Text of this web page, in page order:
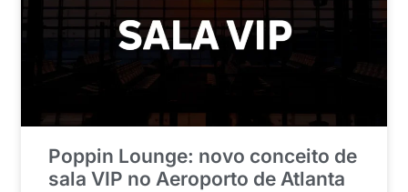
Poppin Lounge: novo conceito de
sala VIP no Aeroporto de Atlanta